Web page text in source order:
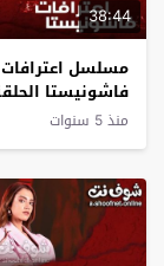
38:44
مسلسل اعترافات
الثامنة
منذ 5 سنوات